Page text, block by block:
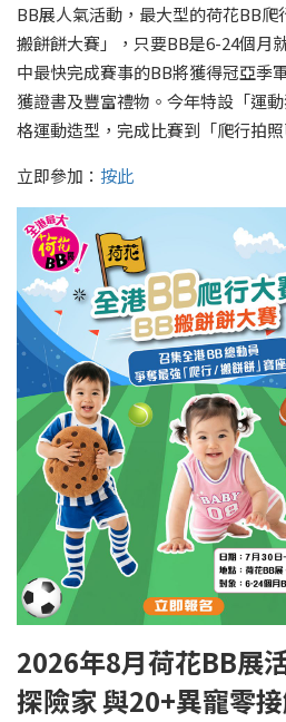
BB展人氣活動，最大型的荷花BB
搬餅餅大賽」，只要BB是6-24個月
中最快完成賽事的BB將獲得冠亞季
獲證書及豐富禮物。今年特設「運
格運動造型，完成比賽到「爬行拍
立即參加： 按此
2026年8月荷花BB展
探險家 與20+異寵零